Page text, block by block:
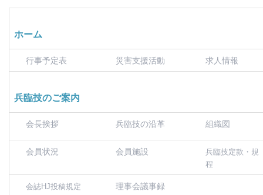
ホーム
行事予定表 災害支援活動 求人情報
兵臨技のご案内
会長挨拶 兵臨技の沿革 組織図
会員状況 会員施設
兵臨技定款・規
程
会誌HJ投稿規定 理事会議事録